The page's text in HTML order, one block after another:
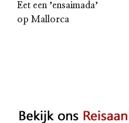
Eet een ʼensaimadaʼ
op Mallorca